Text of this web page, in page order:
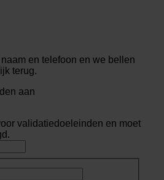
naam en telefoon en we bellen
terug.
aan
validatiedoeleinden en moet